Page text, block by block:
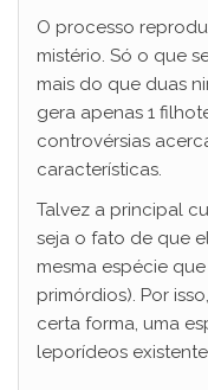
O processo
mistério. Só o que
mais do que duas
gera apenas 1
controvérsias
características.
Talvez a principal
seja o fato de que
mesma espécie
primórdios). Por
certa forma, uma
leporídeos